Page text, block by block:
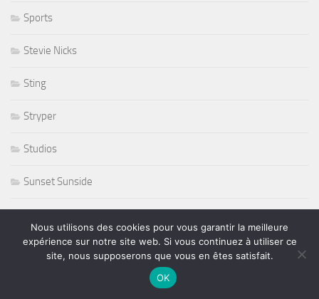
Sports
Stevie Nicks
Sting
Stryper
Studios
Sunset Sunside
Susan Tedeschi
Nous utilisons des cookies pour vous garantir la meilleure
expérience sur notre site web. Si vous continuez à utiliser ce
site, nous supposerons que vous en êtes satisfait.
OK